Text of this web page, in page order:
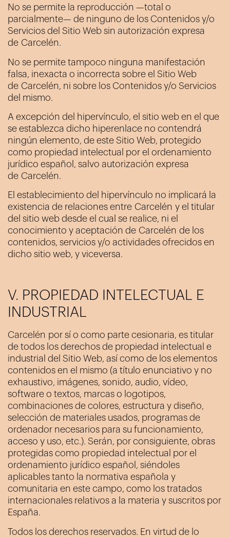
No se permite la reproducción —total o
parcialmente— de ninguno de los Contenidos y/o
Servicios del Sitio Web sin autorización expresa
de Carcelén.
No se permite tampoco ninguna manifestación
falsa, inexacta o incorrecta sobre el Sitio Web
de Carcelén, ni sobre los Contenidos y/o Servicios
del mismo.
A excepción del hipervínculo, el sitio web en el que
se establezca dicho hiperenlace no contendrá
ningún elemento, de este Sitio Web, protegido
como propiedad intelectual por el ordenamiento
jurídico español, salvo autorización expresa
de Carcelén.
El establecimiento del hipervínculo no implicará la
existencia de relaciones entre Carcelén y el titular
del sitio web desde el cual se realice, ni el
conocimiento y aceptación de Carcelén de los
contenidos, servicios y/o actividades ofrecidos en
dicho sitio web, y viceversa.
V. PROPIEDAD INTELECTUAL E
INDUSTRIAL
Carcelén por sí o como parte cesionaria, es titular
de todos los derechos de propiedad intelectual e
industrial del Sitio Web, así como de los elementos
contenidos en el mismo (a título enunciativo y no
exhaustivo, imágenes, sonido, audio, vídeo,
software o textos, marcas o logotipos,
combinaciones de colores, estructura y diseño,
selección de materiales usados, programas de
ordenador necesarios para su funcionamiento,
acceso y uso, etc.). Serán, por consiguiente, obras
protegidas como propiedad intelectual por el
ordenamiento jurídico español, siéndoles
aplicables tanto la normativa española y
comunitaria en este campo, como los tratados
internacionales relativos a la materia y suscritos por
España.
Todos los derechos reservados. En virtud de lo